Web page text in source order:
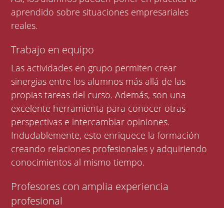
aprendido sobre situaciones empresariales
reales.
Trabajo en equipo
Las actividades en grupo permiten crear
sinergias entre los alumnos más allá de las
propias tareas del curso. Además, son una
excelente herramienta para conocer otras
perspectivas e intercambiar opiniones.
Indudablemente, esto enriquece la formación
creando relaciones profesionales y adquiriendo
conocimientos al mismo tiempo.
Profesores con amplia experiencia
profesional